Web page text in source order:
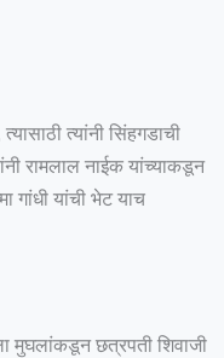
त्यांनी सिंहगडाची
रामलाल नाईक यांच्याकडून
गांधी यांची भेट याच
मुघलांकडून छत्रपती शिवाजी